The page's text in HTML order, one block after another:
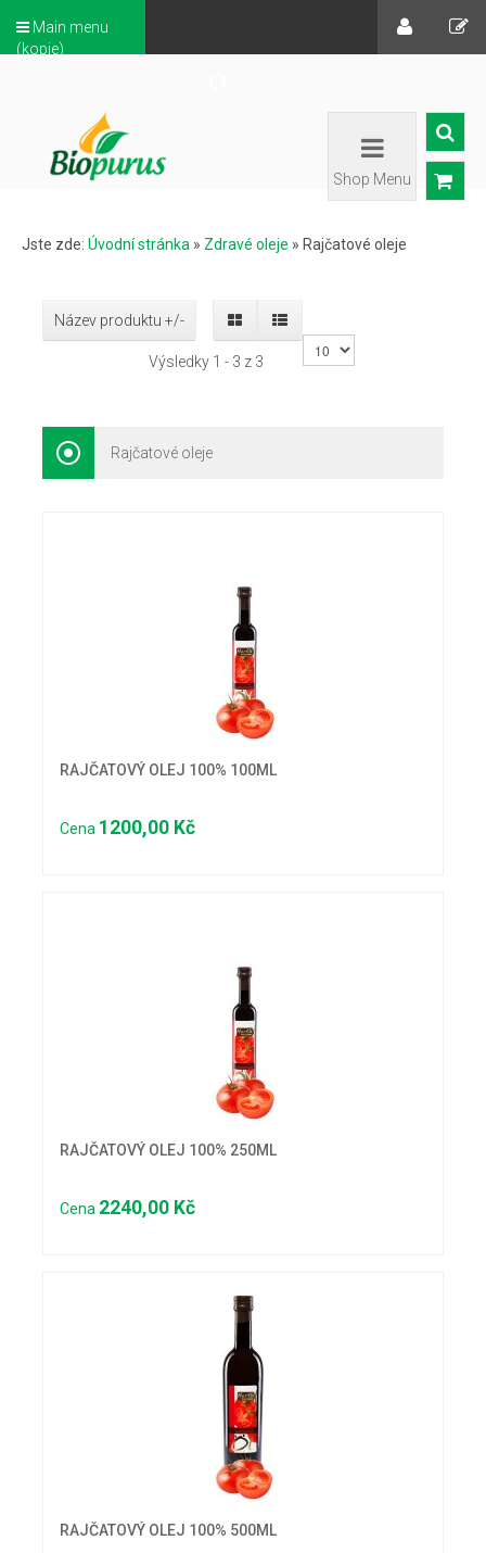
Main menu
(kopie)
Shop Menu
Jste zde: Úvodní stránka » Zdravé oleje » Rajčatové oleje
Název produktu +/-
Výsledky 1 - 3 z 3
Rajčatové oleje
RAJČATOVÝ OLEJ 100% 100ML
Cena 1200,00 Kč
RAJČATOVÝ OLEJ 100% 250ML
Cena 2240,00 Kč
RAJČATOVÝ OLEJ 100% 500ML